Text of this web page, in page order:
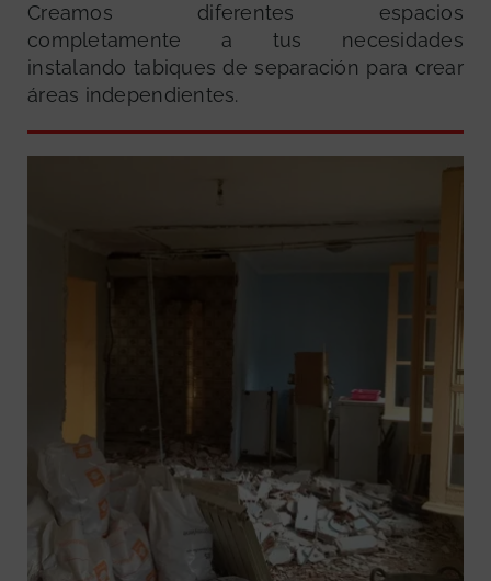
Creamos diferentes espacios
completamente a tus necesidades
instalando tabiques de separación para crear
áreas independientes.